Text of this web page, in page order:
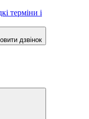
дзвінок